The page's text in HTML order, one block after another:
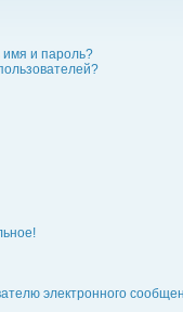
имя и пароль?
электронного